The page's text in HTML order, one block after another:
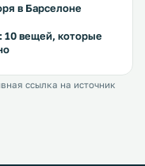
в Барселоне
10 вещей, которые
ссылка на источник